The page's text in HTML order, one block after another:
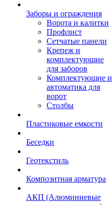
Заборы и ограждения
Ворота и калитки
Профлист
Сетчатые панели
Крепеж и
комплектующие
для заборов
Комплектующие и
автоматика для
ворот
Столбы
Пластиковые емкости
Беседки
Геотекстиль
Композитная арматура
АКП (Алюминиевые